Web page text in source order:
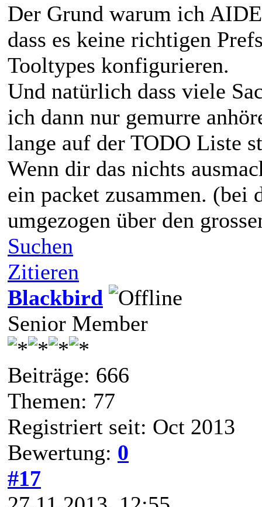
Der Grund warum ich
dass es keine richtigen
Tooltypes konfigurieren.
Und natürlich dass viele
ich dann nur gemurre
lange auf der TODO Liste
Wenn dir das nichts
ein packet zusammen.
umgezogen über den
Suchen
Zitieren
Blackbird
Senior Member
Beiträge: 666
Themen: 77
Registriert seit: Oct 2013
Bewertung: 0
#17